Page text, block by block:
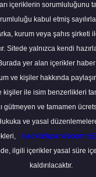
içeriklerin sorumluluğunu
kabul etmiş
kurum veya şahıs şirketi
Sitede yalnızca kendi
yer alan içerikler
ve kişiler hakkında
kişiler ile isim benzerlikleri
gütmeyen ve tamamen
ve yasal
ilgili içerikler yasal süre
kaldırılacaktır.